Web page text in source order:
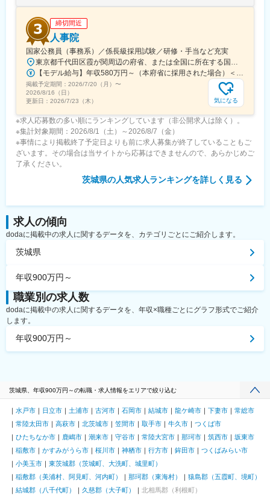
締切間近
人事院
国家公務員（事務系）／係長級採用試験／研修・手当など充実
掲載予定期間： 2026/7/20（月） 〜
2026/8/16（日）
更新日： 2026/7/23（木） 気になる
※求人応募数の多い順にランキングしています（非公開求人は除く）。
※集計対象期間：2026/8/1（土）～2026/8/7（金）
※事情により掲載終了予定日よりも前に求人募集が終了していることもご
ざいます。その場合は当サイトから応募はできませんので、あらかじめご
了承ください。
茨城県の人気求人ランキングを詳しく見る
求人の傾向
dodaに掲載中の求人に関するデータを、カテゴリごとにご紹介します。
茨城県
年収900万円～
職業別の求人数
dodaに掲載中の求人に関するデータを、年収×職種ごとにグラフ形式でご紹介
します。
年収900万円～
茨城県、年収900万円～の転職・求人情報をエリアで絞り込む
水戸市 日立市 土浦市 古河市 石岡市 結城市 龍ケ崎市 下妻市
常総市
常陸太田市
高萩市 北茨城市 笠間市 取手市 牛久市
つくば市
ひたちなか市
鹿嶋市 潮来市 守谷市 常陸大宮市 那珂市 筑西市
坂東市
稲敷市
かすみがうら市 桜川市 神栖市 行方市 鉾田市
つくばみらい市
小美玉市
東茨城郡（茨城町、大洗町、城里町）
稲敷郡（美浦村、阿見町、河内町）
那珂郡（東海村）
猿島郡（五霞町、境町）
結城郡（八千代町）
久慈郡（大子町） 北相馬郡（利根町）